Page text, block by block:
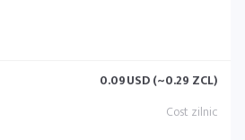
0.09USD (~0.29 ZCL)